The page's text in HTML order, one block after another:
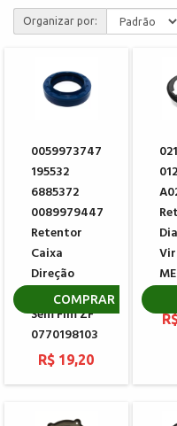
Organizar por:
0059973747
195532
6885372
0089979447
Retentor
Caixa
Direção
Hidráulica
Sem Fim ZF
0770198103
R$ 19,20
COMPRAR